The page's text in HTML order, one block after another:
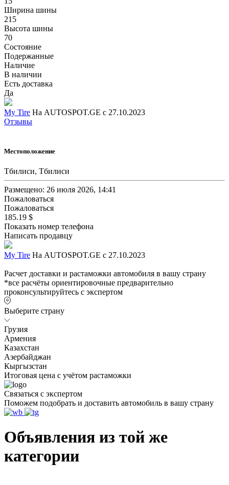
Ширина шины
215
Высота шины
70
Состояние
Подержанные
Наличие
В наличии
Есть доставка
Да
My Tire На AUTOSPOT.GE с 27.10.2023
Отзывы
Местоположение
Тбилиси, Тбилиси
Размещено: 26 июля 2026, 14:41
Пожаловаться
Пожаловаться
185.19 $
Показать номер телефона
Написать продавцу
My Tire На AUTOSPOT.GE с 27.10.2023
Расчет доставки и растаможки автомобиля в вашу страну
*все расчёты ориентировочные предварительно
проконсультируйтесь с экспертом
Выберите страну
Грузия
Армения
Казахстан
Азербайджан
Кыргызстан
Итоговая цена с учётом растаможки
Связаться с экспертом
Поможем подобрать и доставить автомобиль в вашу страну
Объявления из той же
категории